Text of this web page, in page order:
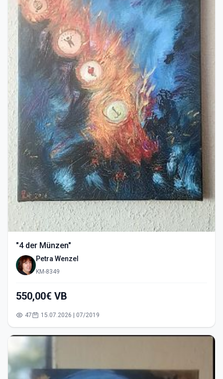
"4 der Münzen"
Petra Wenzel
KM-8349
550,00€ VB
47 15.07.2026 | 07/2019